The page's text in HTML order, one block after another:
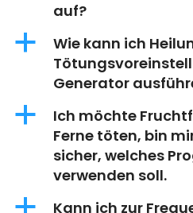
auf?
a
Wie kann ich
Generator
a
Ich möchte
Ferne töten, bin
sicher, welches
verwenden soll.
a
Kann ich zur